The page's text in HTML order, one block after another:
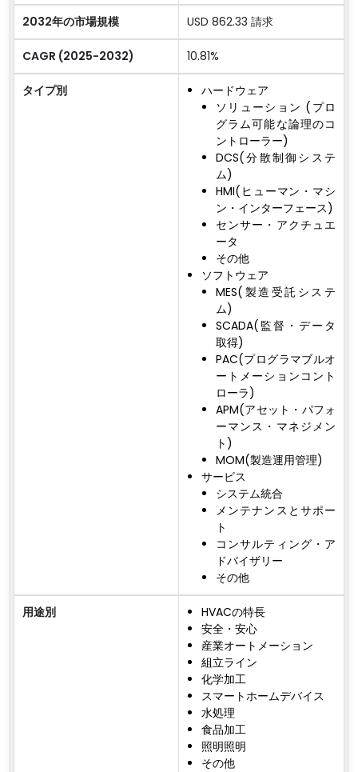
2032年の市場規模 USD 862.33 請求
CAGR (2025-2032) 10.81%
タイプ別
ハードウェア
ソリューション (プロ
グラム可能な論理のコ
ントローラー)
DCS(分散制御システ
ム)
HMI(ヒューマン・マシ
ン・インターフェース)
センサー・アクチュエ
ータ
その他
ソフトウェア
MES(製造受託システ
ム)
SCADA(監督・データ
取得)
PAC(プログラマブルオ
ートメーションコント
ローラ)
APM(アセット・パフォ
ーマンス・マネジメン
ト)
MOM(製造運用管理)
サービス
システム統合
メンテナンスとサポー
ト
コンサルティング・ア
ドバイザリー
その他
用途別
HVACの特長
安全・安心
産業オートメーション
組立ライン
化学加工
スマートホームデバイス
水処理
食品加工
照明照明
その他